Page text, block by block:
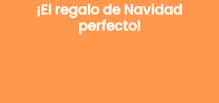
¡El regalo de Navidad
perfecto!